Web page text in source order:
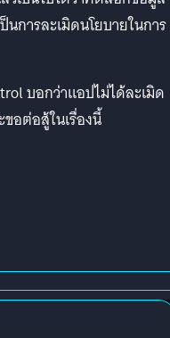
นการละเมิดนโยบายในการ
บอกว่าแอปไม่ได้ละเมิด
อต่อสู้ในเรื่องนี้